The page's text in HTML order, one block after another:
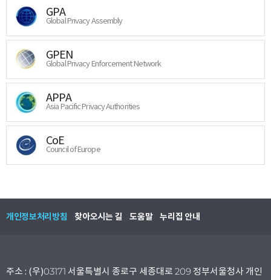
GPA
Global Privacy Assembly
GPEN
Global Privacy Enforcement Network
APPA
Asia Pacific Privacy Authorities
CoE
Council of Europe
개인정보처리방침 찾아오시는 길 도움말 누리집 안내
주소 : (우)03171 서울특별시 종로구 세종대로 209 정부서울청사 개인